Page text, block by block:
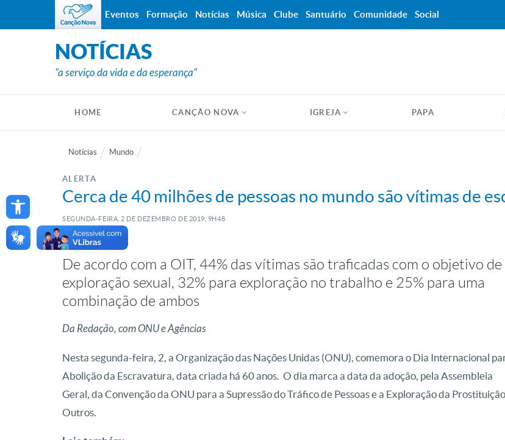
Open toolbar
NOTÍCIAS
"a serviço da vida e da esperança"
HOME CANÇÃO NOVA IGREJA PAPA
Notícias Mundo
ALERTA
Cerca de 40 milhões de pessoas no mundo são vítimas de
SEGUNDA-FEIRA, 2 DE DEZEMBRO DE 2019, 9H48
De acordo com a OIT, 44% das vítimas são traficadas com o objetivo de
exploração sexual, 32% para exploração no trabalho e 25% para uma
combinação de ambos
Da Redação, com ONU e Agências
Nesta segunda-feira, 2, a Organização das Nações Unidas (ONU), comemora o Dia Internacional
Abolição da Escravatura, data criada há 60 anos. O dia marca a data da adoção, pela Assembleia
Geral, da Convenção da ONU para a Supressão do Tráfico de Pessoas e a Exploração da
Outros.
Eventos Formação Notícias Música Clube Santuário Comunidade Social